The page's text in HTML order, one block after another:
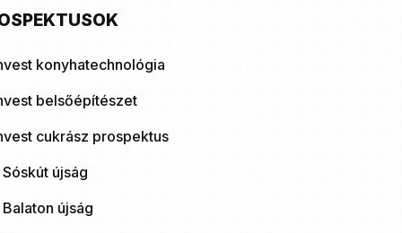
konyhatechnológia
belsőépítészet
cukrász prospektus
újság
újság